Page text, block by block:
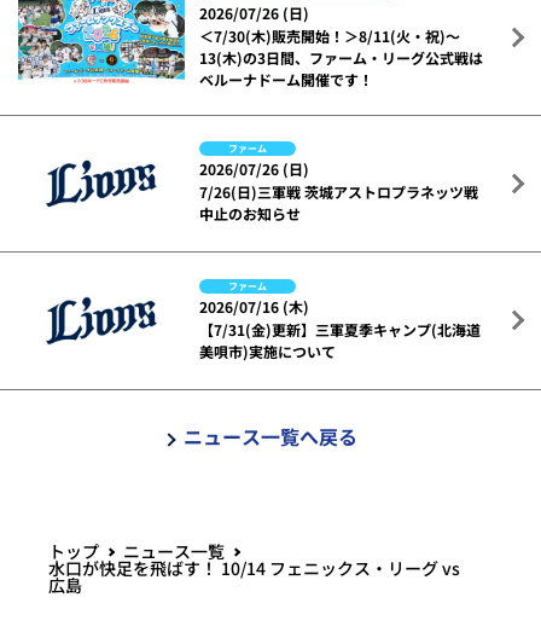
2026/07/26 (日)
＜7/30(木)販売開始！＞8/11(火・祝)～
13(木)の3日間、ファーム・リーグ公式戦は
ベルーナドーム開催です！
ファーム
2026/07/26 (日)
7/26(日)三軍戦 茨城アストロプラネッツ戦
中止のお知らせ
ファーム
2026/07/16 (木)
【7/31(金)更新】三軍夏季キャンプ(北海道
美唄市)実施について
ニュース一覧へ戻る
トップ ニュース一覧
水口が快足を飛ばす！ 10/14 フェニックス・リーグ vs
広島